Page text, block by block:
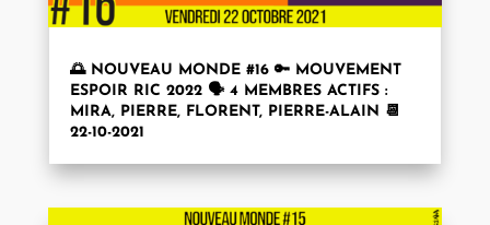
🌅 NOUVEAU MONDE #16 🔑 MOUVEMENT
ESPOIR RIC 2022 🗣 4 MEMBRES ACTIFS :
MIRA, PIERRE, FLORENT, PIERRE-ALAIN 📆
22-10-2021